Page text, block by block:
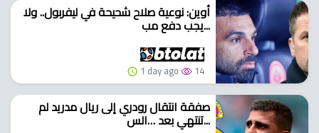
أوين: نوعية صلاح شحيحة في ليفربول.. ولا
يجب دفع مب...
1 day ago 14
صفقة انتقال رودري إلى ريال مدريد لم
تنتهي بعد …الس...